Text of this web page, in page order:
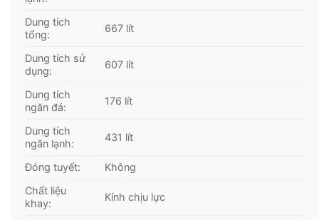
Dung tích
tổng:
667 lít
Dung tích sử
dụng:
607 lít
Dung tích
ngăn đá:
176 lít
Dung tích
ngăn lạnh:
431 lít
Đóng tuyết:
Không
Chất liệu
khay:
Kính chịu lực